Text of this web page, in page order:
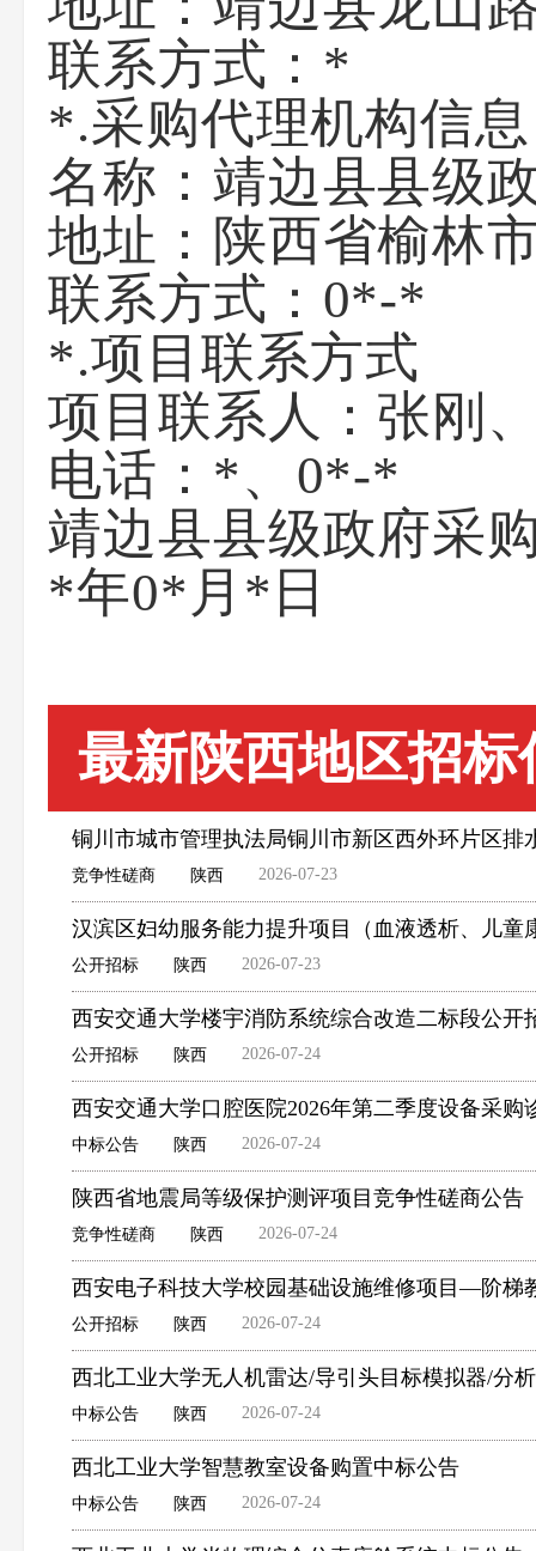
联系方式： *
*.采购代理机构信息
名称： 靖边县县级
地址： 陕西省榆林
联系方式： 0*-*
*.项目联系方式
项目联系人： 张刚
电话： *、0*-*
靖边县县级政府采
*年0*月*日
最新陕西地区招标
铜川市城市管理执法局铜川市新区西外环片区
竞争性磋商 陕西 2026-07-23
汉滨区妇幼服务能力提升项目（血液透析、儿童
公开招标 陕西 2026-07-23
西安交通大学楼宇消防系统综合改造二标段公开
公开招标 陕西 2026-07-24
西安交通大学口腔医院2026年第二季度设备采
中标公告 陕西 2026-07-24
陕西省地震局等级保护测评项目竞争性磋商公告
竞争性磋商 陕西 2026-07-24
西安电子科技大学校园基础设施维修项目—阶梯
公开招标 陕西 2026-07-24
西北工业大学无人机雷达/导引头目标模拟器/分
中标公告 陕西 2026-07-24
西北工业大学智慧教室设备购置中标公告
中标公告 陕西 2026-07-24